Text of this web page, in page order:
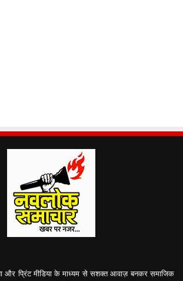
और प्रिंट मीडिया के माध्यम से सशक्त आवाज़ बनकर समाजिक